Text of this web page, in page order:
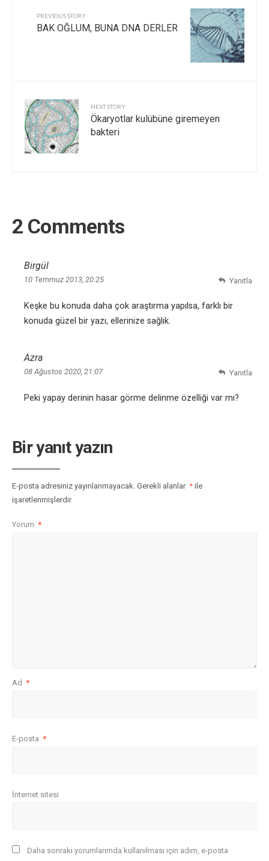
PREVIOUS STORY
BAK OĞLUM, BUNA DNA DERLER
NEXT STORY
Ökaryotlar kulübüne giremeyen
bakteri
2 Comments
Birgül
10 Temmuz 2013, 20:25
Keşke bu konuda daha çok araştırma yapılsa, farklı bir
konuda güzel bir yazı, ellerinize sağlık.
Yanıtla
Azra
08 Ağustos 2020, 21:07
Peki yapay derinin hasar görme delinme özelliği var mı?
Yanıtla
Bir yanıt yazın
E-posta adresiniz yayınlanmayacak. Gerekli alanlar * ile
işaretlenmişlerdir
Yorum *
Ad *
E-posta *
İnternet sitesi
Daha sonraki yorumlarımda kullanılması için adım, e-posta